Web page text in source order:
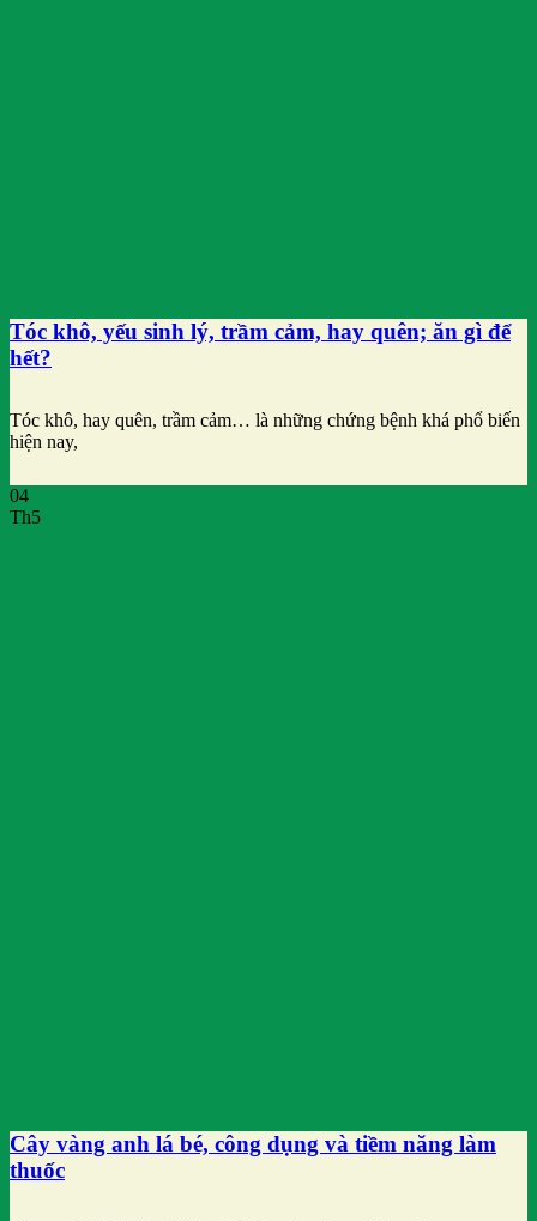
Tóc khô, yếu sinh lý, trầm cảm, hay quên; ăn gì để
hết?
Tóc khô, hay quên, trầm cảm… là những chứng bệnh khá phổ biến
hiện nay,
04
Th5
Cây vàng anh lá bé, công dụng và tiềm năng làm
thuốc